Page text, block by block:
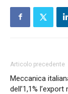
Articolo precedente
Meccanica
dell’1,1% l’export